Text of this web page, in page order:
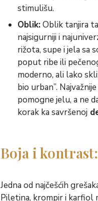
stimulišu.
Oblik:Oblik tanjira
najsigurniji i
rižota, supe i jela sa
poput ribe ili
moderno, ali lako
bio urban”.
pomogne jelu, a ne
korak ka savršenoj
Boja i
Jedna od najčešćih
Piletina, krompir i karfiol